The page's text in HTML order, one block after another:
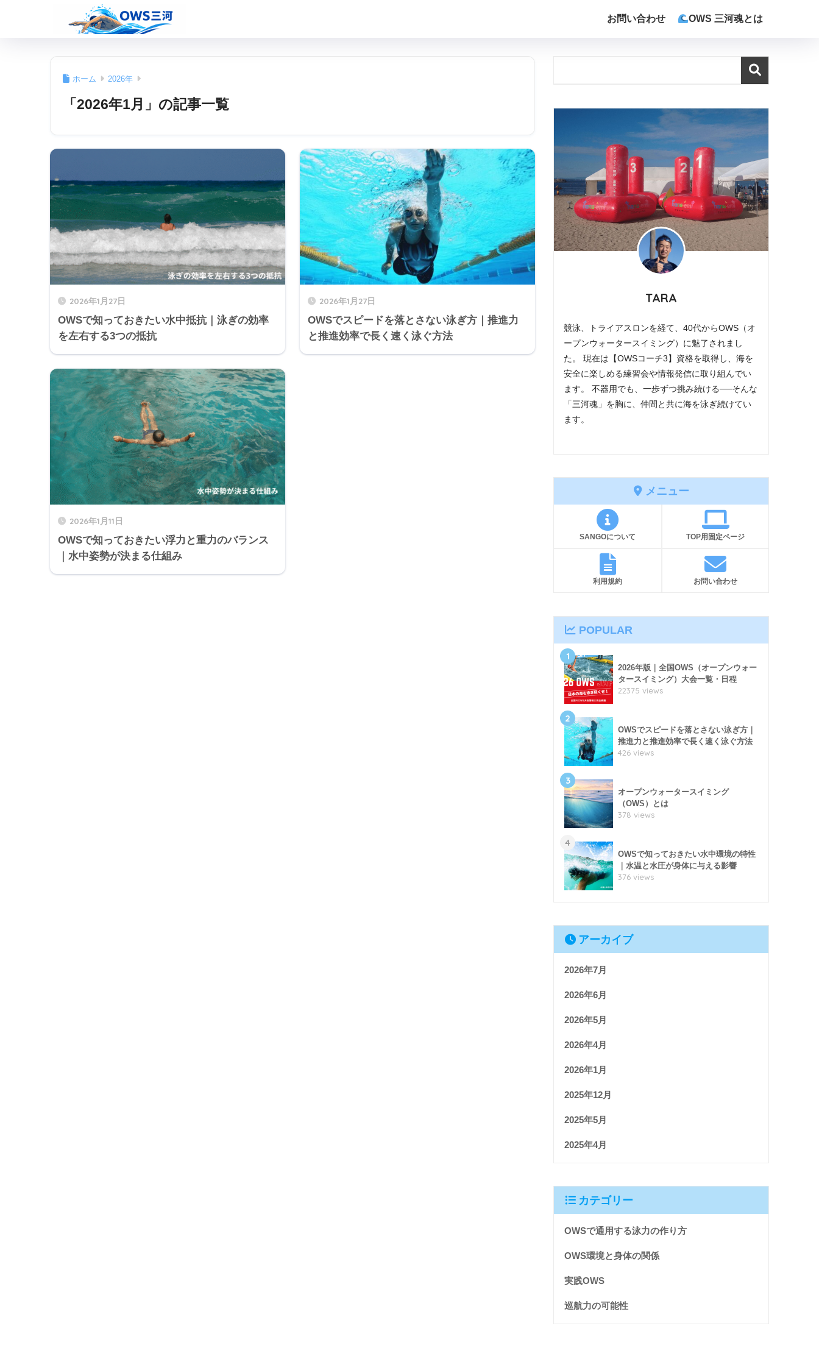
お問い合わせ OWS 三河魂とは
ホーム 2026年
「2026年1月」の記事一覧
2026年1月27日
OWSで知っておきたい水中抵抗｜泳ぎの効率
を左右する3つの抵抗
2026年1月27日
OWSでスピードを落とさない泳ぎ方｜推進力
と推進効率で長く速く泳ぐ方法
2026年1月11日
OWSで知っておきたい浮力と重力のバランス
｜水中姿勢が決まる仕組み
TARA
競泳、トライアスロンを経て、40代からOWS（オ
ープンウォータースイミング）に魅了されまし
た。 現在は【OWSコーチ3】資格を取得し、海を
安全に楽しめる練習会や情報発信に取り組んでい
ます。 不器用でも、一歩ずつ挑み続ける──そんな
「三河魂」を胸に、仲間と共に海を泳ぎ続けてい
ます。
メニュー
SANGOについて TOP用固定ページ
利用規約 お問い合わせ
POPULAR
1
2026年版｜全国OWS（オープンウォー
タースイミング）大会一覧・日程
22375 views
2
OWSでスピードを落とさない泳ぎ方｜
推進力と推進効率で長く速く泳ぐ方法
426 views
3
オープンウォータースイミング
（OWS）とは
378 views
4
OWSで知っておきたい水中環境の特性
｜水温と水圧が身体に与える影響
376 views
アーカイブ
2026年7月
2026年6月
2026年5月
2026年4月
2026年1月
2025年12月
2025年5月
2025年4月
カテゴリー
OWSで通用する泳力の作り方
OWS環境と身体の関係
実践OWS
巡航力の可能性